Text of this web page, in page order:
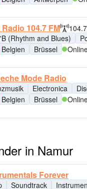
104.7 FM
(Rhythm and Blues)
Belgien
Brüssel
Mode Radio
Electronica
Belgien
Brüssel
in Namur
Forever
Soundtrack